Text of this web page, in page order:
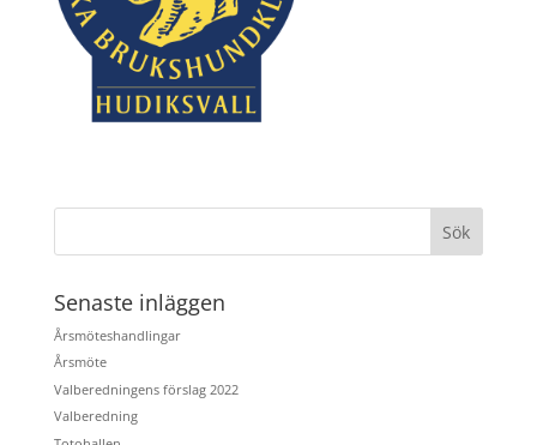
Senaste inläggen
Årsmöteshandlingar
Årsmöte
Valberedningens förslag 2022
Valberedning